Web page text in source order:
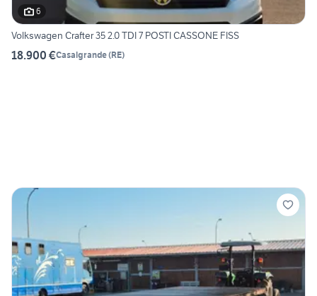
6
Volkswagen Crafter 35 2.0 TDI 7 POSTI CASSONE FISS
18.900 €Casalgrande(RE)